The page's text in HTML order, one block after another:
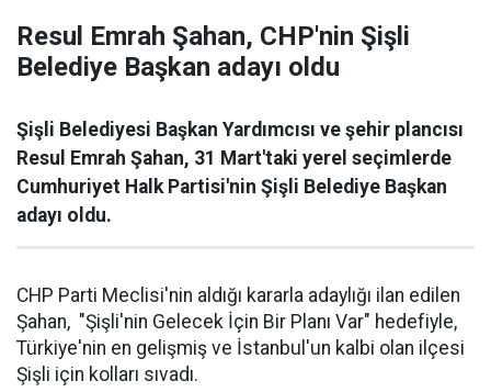
Resul Emrah Şahan, CHP'nin Şişli
Belediye Başkan adayı oldu
Şişli Belediyesi Başkan Yardımcısı ve şehir plancısı
Resul Emrah Şahan, 31 Mart'taki yerel seçimlerde
Cumhuriyet Halk Partisi'nin Şişli Belediye Başkan
adayı oldu.
CHP Parti Meclisi'nin aldığı kararla adaylığı ilan edilen
Şahan, "Şişli'nin Gelecek İçin Bir Planı Var" hedefiyle,
Türkiye'nin en gelişmiş ve İstanbul'un kalbi olan ilçesi
Şişli için kolları sıvadı.